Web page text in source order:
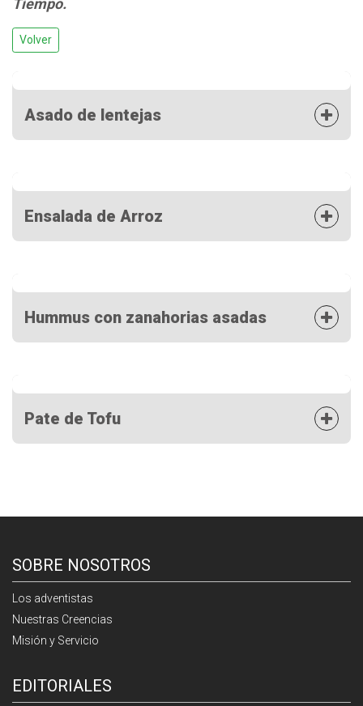
Tiempo.
Volver
Asado de lentejas
Ensalada de Arroz
Hummus con zanahorias asadas
Pate de Tofu
SOBRE NOSOTROS
Los adventistas
Nuestras Creencias
Misión y Servicio
EDITORIALES